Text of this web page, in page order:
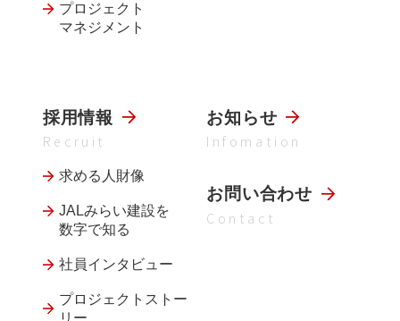
プロジェクト
マネジメント
採用情報
Recruit
求める人財像
JALみらい建設を
数字で知る
社員インタビュー
プロジェクトストー
リー
お知らせ
Infomation
お問い合わせ
Contact